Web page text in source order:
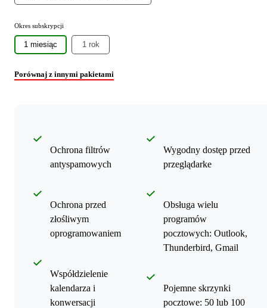
Okres subskrypcji
1 miesiąc 1 rok
Porównaj z innymi pakietami
Ochrona filtrów
antyspamowych
Ochrona przed
złośliwym
oprogramowaniem
Współdzielenie
kalendarza i
konwersacji
Wygodny dostęp przed
przeglądarke
Obsługa wielu
programów
pocztowych: Outlook,
Thunderbird, Gmail
Pojemne skrzynki
pocztowe: 50 lub 100